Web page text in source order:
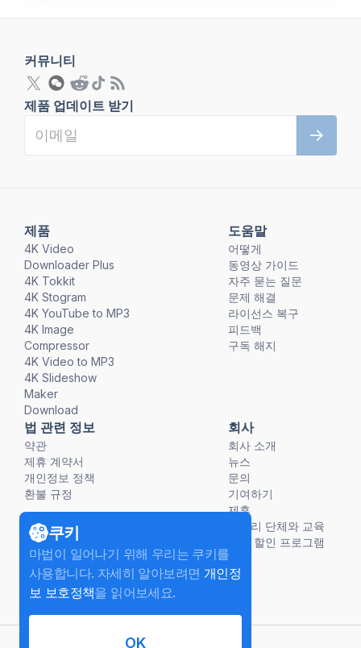
제품
4K Video
Downloader Plus
4K Tokkit
4K Stogram
4K YouTube to MP3
4K Image
Compressor
4K Video to MP3
4K Slideshow
Maker
Download
도움말
어떻게
동영상 가이드
자주 묻는 질문
문제 해결
라이선스 복구
피드백
구독 해지
법 관련 정보
약관
제휴 계약서
개인정보 정책
환불 규정
회사
회사 소개
뉴스
문의
기여하기
제휴
비영리 단체와 교육
단체 할인 프로그램
커뮤니티
제품 업데이트 받기
쿠키
마법이 일어나기 위해 우리는 쿠키를
사용합니다. 자세히 알아보려면 개인정
보 보호정책을 읽어보세요.
OK